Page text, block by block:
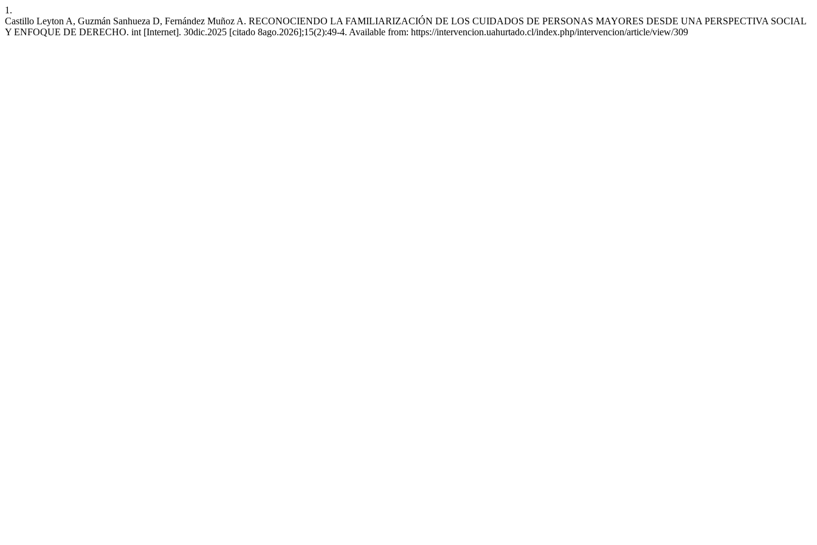
1.
Castillo Leyton A, Guzmán Sanhueza D, Fernández Muñoz A. RECONOCIENDO LA FAMILIARIZACIÓN DE LOS CUIDADOS DE PERSONAS MAYORES DESDE UNA PERSPECTIVA SOCIAL
Y ENFOQUE DE DERECHO. int [Internet]. 30dic.2025 [citado 8ago.2026];15(2):49-4. Available from: https://intervencion.uahurtado.cl/index.php/intervencion/article/view/309